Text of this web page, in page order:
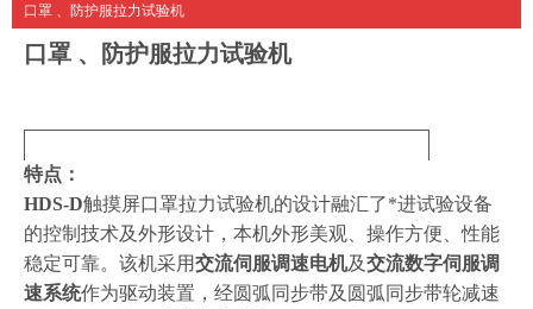
口罩 、防护服拉力试验机
口罩 、防护服拉力试验机
特点：
HDS-D触摸屏口罩拉力试验机的设计融汇了*进试验设备
的控制技术及外形设计，本机外形美观、操作方便、性能
稳定可靠。该机采用交流伺服调速电机及交流数字伺服调
速系统作为驱动装置，经圆弧同步带及圆弧同步带轮减速